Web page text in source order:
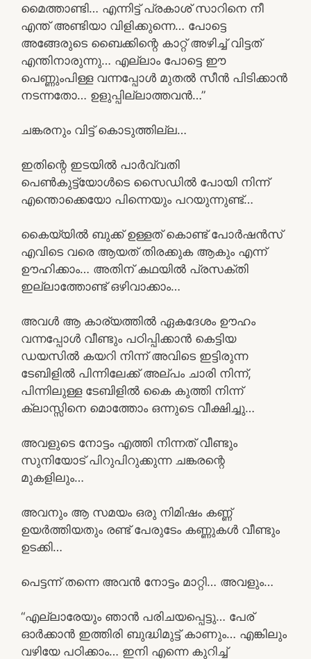
മൈത്താണ്ടി… എന്നിട്ട് പ്രകാശ് സാറിനെ നീ
എന്ത് അണ്ടിയാ വിളിക്കുന്നെ… പോട്ടെ
അങ്ങേരുടെ ബൈക്കിന്റെ കാറ്റ്‌ അഴിച്ച് വിട്ടത്
എന്തിനാരുന്നു… എല്ലാം പോട്ടെ ഈ
പെണ്ണുംപിള്ള വന്നപ്പോൾ മുതൽ സീൻ പിടിക്കാൻ
നടന്നതോ… ഉളുപ്പില്ലാത്തവൻ…”
ചങ്കരനും വിട്ട് കൊടുത്തില്ല…
ഇതിന്റെ ഇടയിൽ പാർവ്വതി
പെൺകുട്ട്യോൾടെ സൈഡിൽ പോയി നിന്ന്
എന്തൊക്കെയോ പിന്നെയും പറയുന്നുണ്ട്…
കൈയ്യിൽ ബുക്ക്‌ ഉള്ളത് കൊണ്ട് പോർഷൻസ്
എവിടെ വരെ ആയത് തിരക്കുക ആകും എന്ന്
ഊഹിക്കാം… അതിന് കഥയിൽ പ്രസക്തി
ഇല്ലാത്തോണ്ട് ഒഴിവാക്കാം…
അവൾ ആ കാര്യത്തിൽ ഏകദേശം ഊഹം
വന്നപ്പോൾ വീണ്ടും പഠിപ്പിക്കാൻ കെട്ടിയ
ഡയസിൽ കയറി നിന്ന് അവിടെ ഇട്ടിരുന്ന
ടേബിളിൽ പിന്നിലേക്ക് അല്പം ചാരി നിന്ന്,
പിന്നിലുള്ള ടേബിളിൽ കൈ കുത്തി നിന്ന്
ക്ലാസ്സിനെ മൊത്തോം ഒന്നുടെ വീക്ഷിച്ചു…
അവളുടെ നോട്ടം എത്തി നിന്നത് വീണ്ടും
സുനിയോട് പിറുപിറുക്കുന്ന ചങ്കരന്റെ
മുകളിലും…
അവനും ആ സമയം ഒരു നിമിഷം കണ്ണ്
ഉയർത്തിയതും രണ്ട് പേരുടേം കണ്ണുകൾ വീണ്ടും
ഉടക്കി…
പെട്ടന്ന് തന്നെ അവൻ നോട്ടം മാറ്റി… അവളും…
“എല്ലാരേയും ഞാൻ പരിചയപ്പെട്ടു… പേര്
ഓർക്കാൻ ഇത്തിരി ബുദ്ധിമുട്ട് കാണും… എങ്കിലും
വഴിയേ പഠിക്കാം… ഇനി എന്നെ കുറിച്ച്